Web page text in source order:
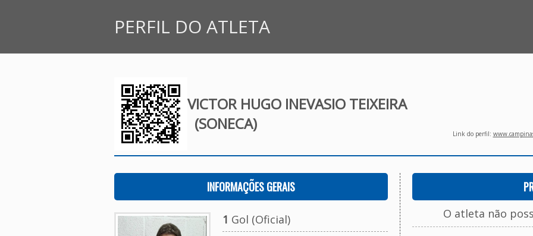
PERFIL DO ATLETA
VICTOR HUGO INEVASIO TEIXEIRA
(SONECA)
Link do perfil:
INFORMAÇÕES GERAIS
1 Gol (Oficial)
O atleta não